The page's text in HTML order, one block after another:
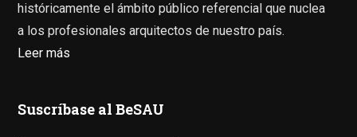
históricamente el ámbito público referencial que nuclea
a los profesionales arquitectos de nuestro país.
Leer más
Suscríbase al BeSAU